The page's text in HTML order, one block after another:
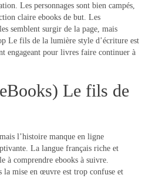
Les personnages sont bien campés,
claire ebooks de but. Les
semblent surgir de la page, mais
Le fils de la lumière style d’écriture est
engageant pour livres faire continuer à
Le fils de
l’histoire manque en ligne
La langue français riche et
à comprendre ebooks à suivre.
la mise en œuvre est trop confuse et